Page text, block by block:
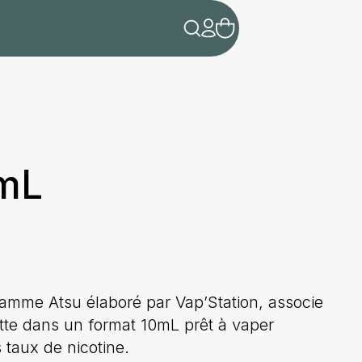
Atsu élaboré par Vap’Station, associe
dans un format 10mL prêt à vaper
de nicotine.